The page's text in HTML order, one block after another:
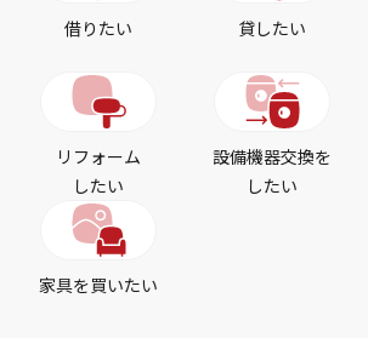
借りたい 貸したい
リフォーム
したい
設備機器交換を
したい
家具を買いたい